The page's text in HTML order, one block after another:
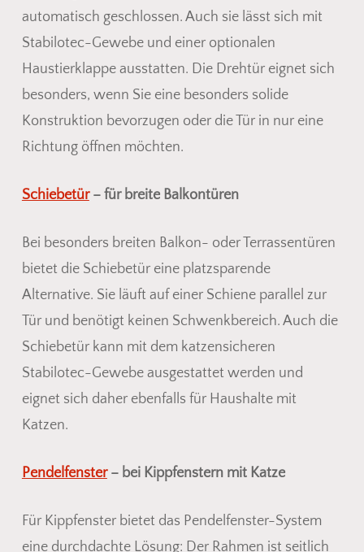
Es befinden sich keine Produkte
automatisch geschlossen. Auch sie lässt sich mit
Stabilotec-Gewebe und einer optionalen
Haustierklappe ausstatten. Die Drehtür eignet sich
besonders, wenn Sie eine besonders solide
Konstruktion bevorzugen oder die Tür in nur eine
Richtung öffnen möchten.
Schiebetür– für breite Balkontüren
Bei besonders breiten Balkon- oder Terrassentüren
bietet die Schiebetür eine platzsparende
Alternative. Sie läuft auf einer Schiene parallel zur
Tür und benötigt keinen Schwenkbereich. Auch die
Schiebetür kann mit dem katzensicheren
Stabilotec-Gewebe ausgestattet werden und
eignet sich daher ebenfalls für Haushalte mit
Katzen.
Pendelfenster– bei Kippfenstern mit Katze
Für Kippfenster bietet das Pendelfenster-System
eine durchdachte Lösung: Der Rahmen ist seitlich